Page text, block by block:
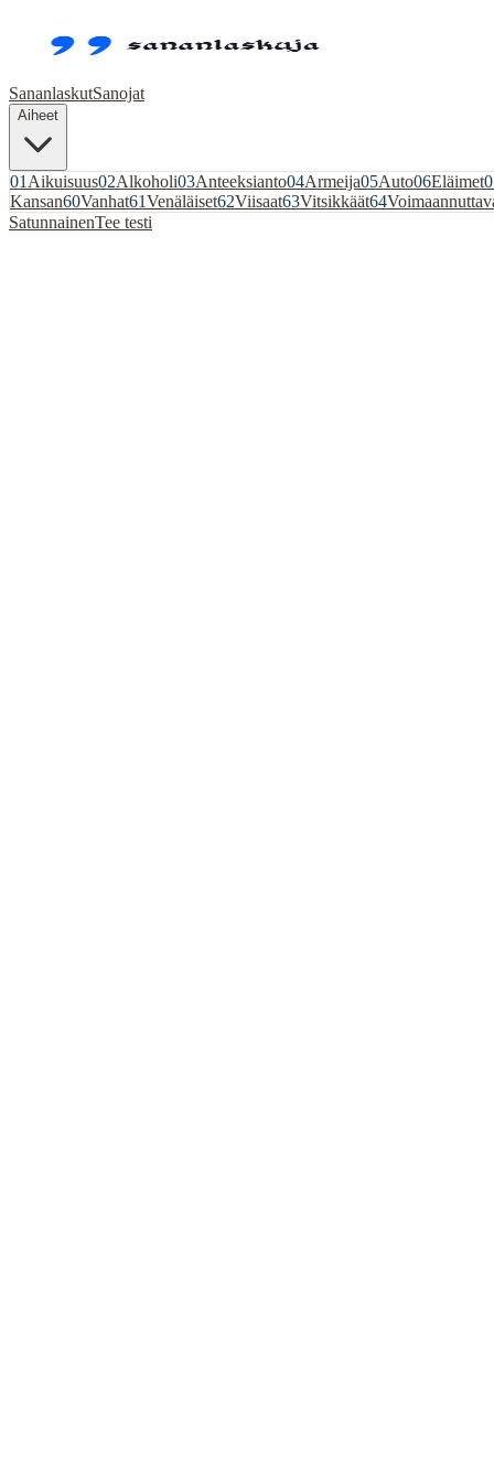
SananlaskutSanojat
Aiheet
01 Aikuisuus02Alkoholi03Anteeksianto04Armeija05Auto06Eläimet
Kansan60Vanhat61Venäläiset62Viisaat63Vitsikkäät64
SatunnainenTee testi